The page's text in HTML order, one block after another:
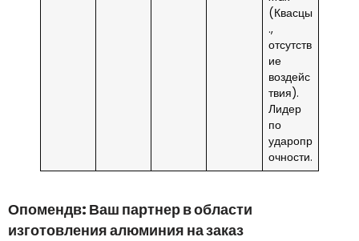
(Квасцы
.,
отсутств
ие
воздейс
твия).
Лидер
по
ударопр
очности.
Опомендв: Ваш партнер в области
изготовления алюминия на заказ